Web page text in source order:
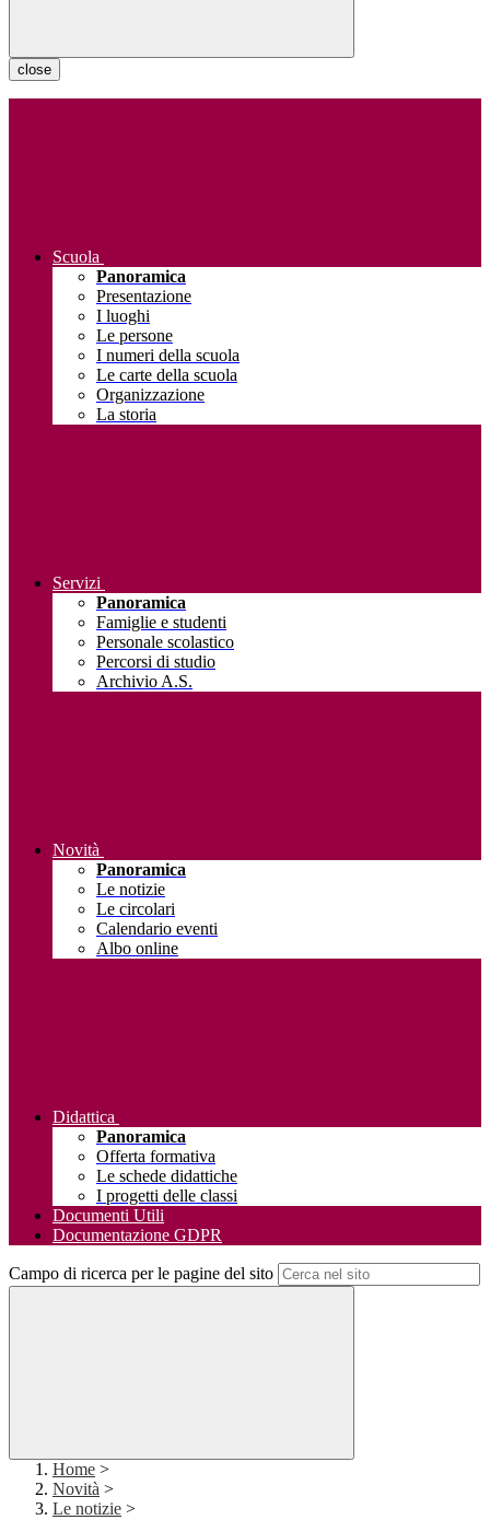
close
Scuola
Panoramica
Presentazione
I luoghi
Le persone
I numeri della scuola
Le carte della scuola
Organizzazione
La storia
Servizi
Panoramica
Famiglie e studenti
Personale scolastico
Percorsi di studio
Archivio A.S.
Novità
Panoramica
Le notizie
Le circolari
Calendario eventi
Albo online
Didattica
Panoramica
Offerta formativa
Le schede didattiche
I progetti delle classi
Documenti Utili
Documentazione GDPR
Campo di ricerca per le pagine del sito
Home >
Novità >
Le notizie >